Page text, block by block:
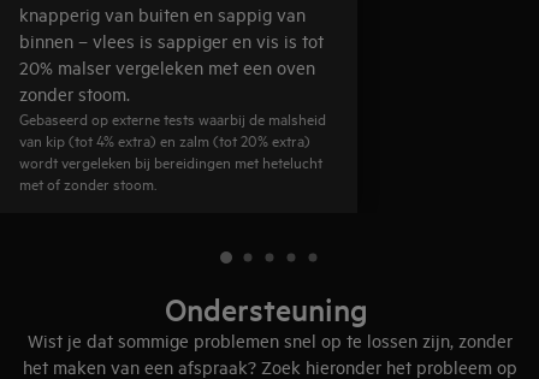
knapperig van buiten en sappig van
binnen – vlees is sappiger en vis is tot
20% malser vergeleken met een oven
zonder stoom.
Gebaseerd op externe tests waarbij de malsheid
van kip (tot 4% extra) en zalm (tot 20% extra)
wordt vergeleken bij bereidingen met hetelucht
met of zonder stoom.
Ondersteuning
Wist je dat sommige problemen snel op te lossen zijn, zonder
het maken van een afspraak? Zoek hieronder het probleem op